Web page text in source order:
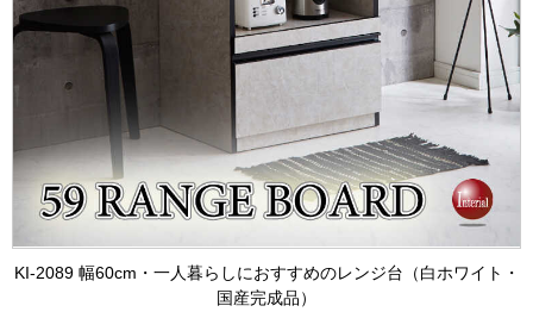
KI-2089 幅60cm・一人暮らしにおすすめのレンジ台（白ホワイト・
国産完成品）